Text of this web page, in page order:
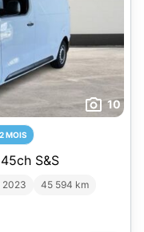
10
MOIS
S&S
2023
45 594 km